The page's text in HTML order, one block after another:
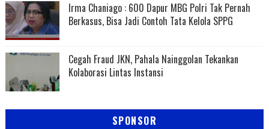
Irma Chaniago : 600 Dapur MBG Polri Tak Pernah
Berkasus, Bisa Jadi Contoh Tata Kelola SPPG
Cegah Fraud JKN, Pahala Nainggolan Tekankan
Kolaborasi Lintas Instansi
SPONSOR